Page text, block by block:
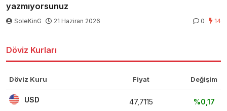
yazmıyorsunuz
SoleKinG 21 Haziran 2026 0 14
Döviz Kurları
Döviz Kuru Fiyat Değişim
USD 47,7115 %0,17